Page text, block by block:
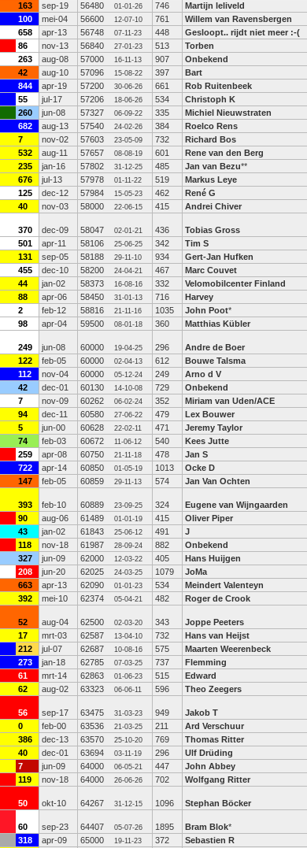
163 sep-19 56480 01-01-26 746 Martijn leliveld
100 mei-04 56600 12-07-10 761 Willem van Ravensbergen
658 apr-13 56748 07-11-23 448 Gesloopt.. rijdt niet meer :-(
86 nov-13 56840 27-01-23 513 Torben
263 aug-08 57000 16-11-13 907
Onbekend
42 aug-10 57096 15-08-22 397 Bart
844 apr-19 57200 30-06-26 661 Rob Ruitenbeek
55 jul-17 57206 18-06-26 534 Christoph K
260 jun-08 57327 06-09-22 335 Michiel Nieuwstraten
682 aug-13 57540 24-02-26 384 Roelco Rens
7 nov-02 57603 23-05-09 732 Richard Bos
532 aug-11 57657 08-08-19 601 Rene van den Berg
235 jan-16 57802 31-12-25 485 Jan van Bezu**
676 jul-13 57978 01-11-22 519 Markus Leye
125 dec-12 57984 15-05-23 462 René G
40 nov-03 58000 22-06-15 415 Andrei Chiver
370 dec-09 58047 02-01-21 436 Tobias Gross
501 apr-11 58106 25-06-25 342 Tim S
131 sep-05 58188 29-11-10 934 Gert-Jan Hufken
455 dec-10 58200 24-04-21 467 Marc Couvet
44 jan-02 58373 16-08-16 332 Velomobilcenter Finland
88 apr-06 58450 31-01-13 716 Harvey
2 feb-12 58816 21-11-16 1035 John Poot*
98 apr-04 59500 08-01-18 360 Matthias Kübler
249 jun-08 60000 19-04-25 296 Andre de Boer
122 feb-05 60000 02-04-13 612 Bouwe Talsma
112 nov-04 60000 05-12-24 249 Arno d V
42 dec-01 60130 14-10-08 729
Onbekend
7 nov-09 60262 06-02-24 352 Miriam van Uden/ACE
94 dec-11 60580 27-06-22 479 Lex Bouwer
5 jun-00 60628 22-02-11 471 Jeremy Taylor
74 feb-03 60672 11-06-12 540 Kees Jutte
259 apr-08 60750 21-11-18 478 Jan S
722 apr-14 60850 01-05-19 1013 Ocke D
147 feb-05 60859 29-11-13 574 Jan Van Ochten
393 feb-10 60889 23-09-25 324 Eugene van Wijngaarden
90 aug-06 61489 01-01-19 415 Oliver Piper
43 jan-02 61843 25-06-12 491 J
118 nov-18 61987 28-09-24 882
Onbekend
327 jun-09 62000 12-03-22 405 Hans Huijgen
208 jun-20 62025 24-03-25 1079 JoMa
663 apr-13 62090 01-01-23 534 Meindert Valenteyn
392 mei-10 62374 05-04-21 482 Roger de Crook
52 aug-04 62500 02-03-20 343 Joppe Peeters
17 mrt-03 62587 13-04-10 732 Hans van Heijst
212 jul-07 62687 10-08-16 575 Maarten Weerenbeck
273 jan-18 62785 07-03-25 737 Flemming
61 mrt-14 62863 01-06-23 515 Edward
62 aug-02 63323 06-06-11 596 Theo Zeegers
56 sep-17 63475 31-03-23 949 Jakob T
0 feb-00 63536 21-03-25 211 Ard Verschuur
386 dec-13 63570 25-10-20 769 Thomas Ritter
40 dec-01 63694 03-11-19 296 Ulf Drüding
7 jun-09 64000 06-05-21 447 John Abbey
119 nov-18 64000 26-06-26 702 Wolfgang Ritter
50 okt-10 64267 31-12-15 1096 Stephan Böcker
60 sep-23 64407 05-07-26 1895 Bram Blok*
318 apr-09 65000 19-11-23 372 Sebastien R